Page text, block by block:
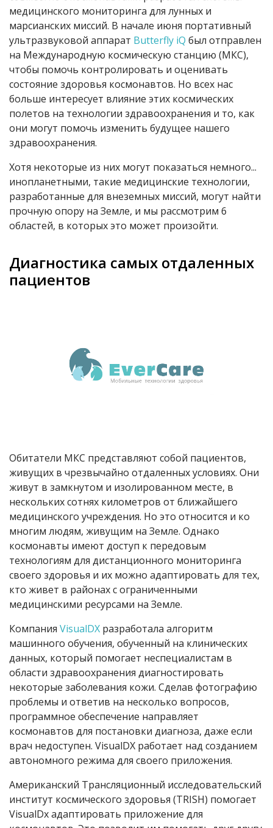
медицинского мониторинга для лунных и
марсианских миссий. В начале июня портативный
ультразвуковой аппарат Butterfly iQ был отправлен
на Международную космическую станцию (МКС),
чтобы помочь контролировать и оценивать
состояние здоровья космонавтов. Но всех нас
больше интересует влияние этих космических
полетов на технологии здравоохранения и то, как
они могут помочь изменить будущее нашего
здравоохранения.
Хотя некоторые из них могут показаться немного...
инопланетными, такие медицинские технологии,
разработанные для внеземных миссий, могут найти
прочную опору на Земле, и мы рассмотрим 6
областей, в которых это может произойти.
Диагностика самых отдаленных
пациентов
Обитатели МКС представляют собой пациентов,
живущих в чрезвычайно отдаленных условиях. Они
живут в замкнутом и изолированном месте, в
нескольких сотнях километров от ближайшего
медицинского учреждения. Но это относится и ко
многим людям, живущим на Земле. Однако
космонавты имеют доступ к передовым
технологиям для дистанционного мониторинга
своего здоровья и их можно адаптировать для тех,
кто живет в районах с ограниченными
медицинскими ресурсами на Земле.
Компания VisualDX разработала алгоритм
машинного обучения, обученный на клинических
данных, который помогает неспециалистам в
области здравоохранения диагностировать
некоторые заболевания кожи. Сделав фотографию
проблемы и ответив на несколько вопросов,
программное обеспечение направляет
космонавтов для постановки диагноза, даже если
врач недоступен. VisualDX работает над созданием
автономного режима для своего приложения.
Американский Трансляционный исследовательский
институт космического здоровья (TRISH) помогает
VisualDx адаптировать приложение для